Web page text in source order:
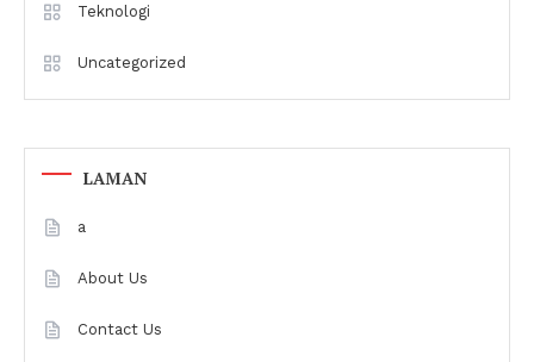
Teknologi
Uncategorized
LAMAN
a
About Us
Contact Us